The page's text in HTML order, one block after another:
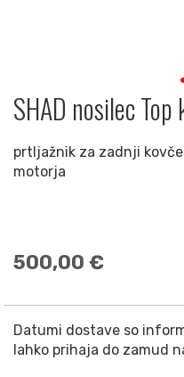
SHAD nosilec Top
prtljažnik za zadnji
motorja
500,00 €
Datumi dostave so
lahko prihaja do zamud
Preskoči
na
galerije
slik